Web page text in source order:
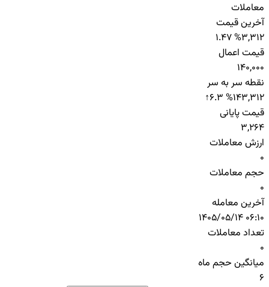
معاملات
آخرین قیمت
3,312
1.47 %
قیمت اعمال
140,000
نقطه سر به سر
143,312
↑6.3 %
قیمت پایانی
3,264
ارزش معاملات
0
حجم معاملات
0
آخرین معامله
1405/05/14 06:10
تعداد معاملات
0
میانگین حجم ماه
6